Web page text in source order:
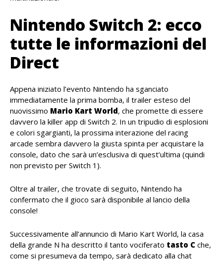
Nintendo Switch 2: ecco
tutte le informazioni del
Direct
Appena iniziato l’evento Nintendo ha sganciato
immediatamente la prima bomba, il trailer esteso del
nuovissimo Mario Kart World, che promette di essere
davvero la killer app di Switch 2. In un tripudio di esplosioni
e colori sgargianti, la prossima interazione del racing
arcade sembra davvero la giusta spinta per acquistare la
console, dato che sarà un’esclusiva di quest’ultima (quindi
non previsto per Switch 1).
Oltre al trailer, che trovate di seguito, Nintendo ha
confermato che il gioco sarà disponibile al lancio della
console!
Successivamente all’annuncio di Mario Kart World, la casa
della grande N ha descritto il tanto vociferato tasto C che,
come si presumeva da tempo, sarà dedicato alla chat